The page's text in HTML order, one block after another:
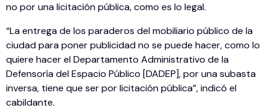
no por una licitación pública, como es lo legal.
“La entrega de los paraderos del mobiliario público de la
ciudad para poner publicidad no se puede hacer, como lo
quiere hacer el Departamento Administrativo de la
Defensoría del Espacio Público [DADEP], por una subasta
inversa, tiene que ser por licitación pública”, indicó el
cabildante.